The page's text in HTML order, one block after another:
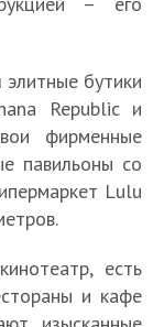
бутики
Republic и
фирменные
павильоны со
Lulu
есть
и кафе